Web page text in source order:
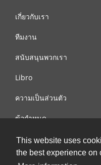
This website uses
the best experience on
เกี่ยวกับเรา
ทีมงาน
สนับสนุนพวกเรา
Libro
ความเป็นส่วนตัว
ข้อกำหนด
ติดต่อเรา